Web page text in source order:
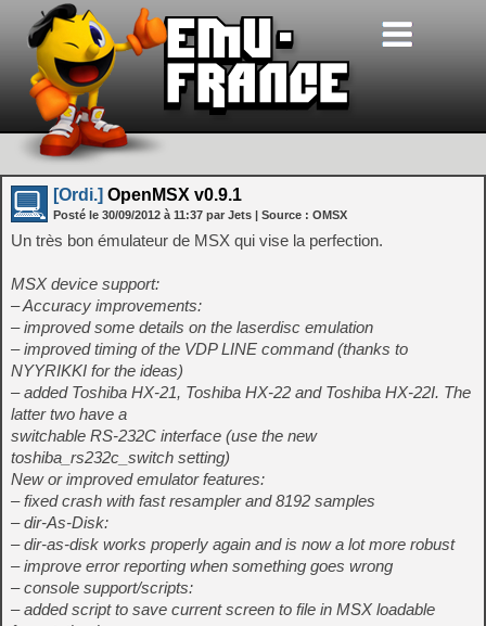
[Ordi.] OpenMSX v0.9.1
Posté le 30/09/2012 à 11:37 par Jets | Source : OMSX
Un très bon émulateur de MSX qui vise la perfection.
MSX device support:
– Accuracy improvements:
– improved some details on the laserdisc emulation
– improved timing of the VDP LINE command (thanks to
NYYRIKKI for the ideas)
– added Toshiba HX-21, Toshiba HX-22 and Toshiba HX-22I. The
latter two have a
switchable RS-232C interface (use the new
toshiba_rs232c_switch setting)
New or improved emulator features:
– fixed crash with fast resampler and 8192 samples
– dir-As-Disk:
– dir-as-disk works properly again and is now a lot more robust
– improve error reporting when something goes wrong
– console support/scripts:
– added script to save current screen to file in MSX loadable